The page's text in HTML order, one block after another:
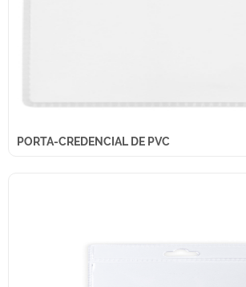
PORTA-CREDENCIAL DE PVC